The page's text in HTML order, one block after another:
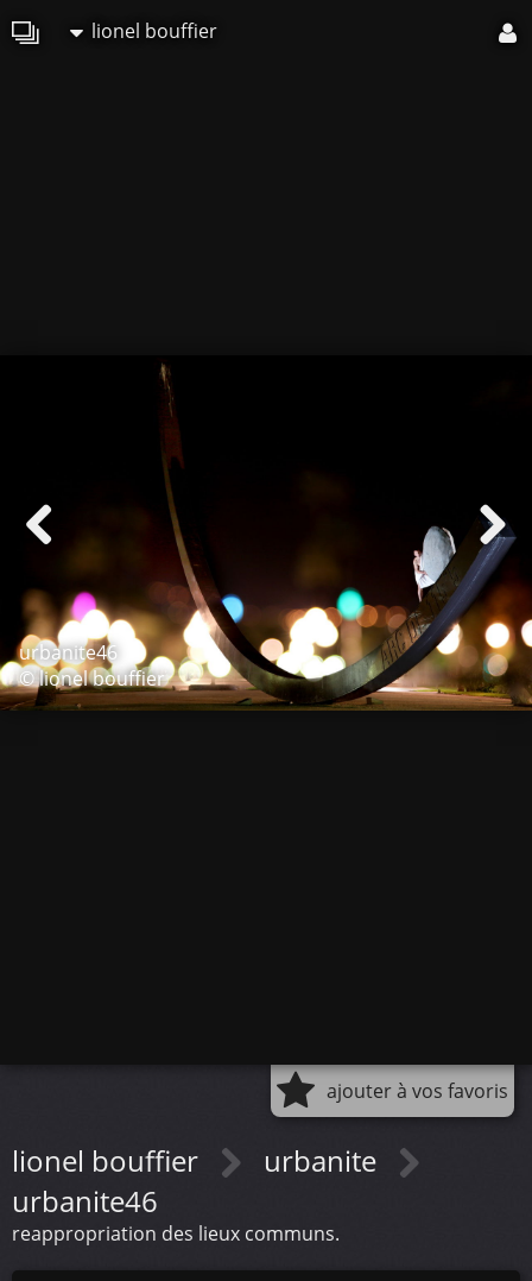
lionel bouffier
urbanite46
© lionel bouffier
ajouter à vos favoris
lionel bouffier
urbanite
urbanite46
reappropriation des lieux communs.